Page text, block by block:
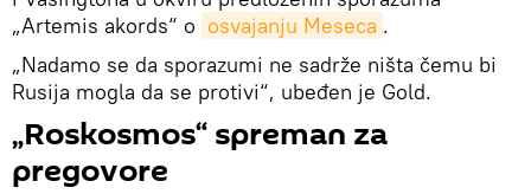
„Artemis akords“ o osvajanju Meseca .
„Nadamo se da sporazumi ne sadrže ništa čemu bi
Rusija mogla da se protivi“, ubeđen je Gold.
„Roskosmos“ spreman za
pregovore